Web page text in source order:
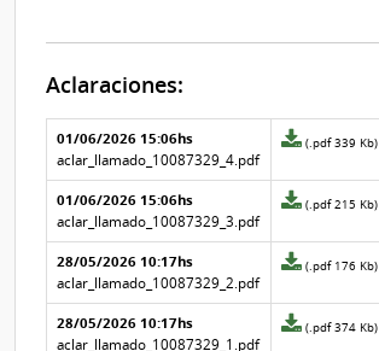
Aclaraciones:
Fecha y
texto de
la
aclaración
Archivo
de la
aclaración
01/06/2026 15:06hs
aclar_llamado_10087329_4.pdf
Archivo
de
la
Nº
3
(.pdf 339 Kb)
01/06/2026 15:06hs
aclar_llamado_10087329_3.pdf
Archivo
de
la
Nº
2
(.pdf 215 Kb)
28/05/2026 10:17hs
aclar_llamado_10087329_2.pdf
Archivo
de
la
(.pdf 176 Kb)
28/05/2026 10:17hs
aclar_llamado_10087329_1.pdf
Archivo
(.pdf 374 Kb)